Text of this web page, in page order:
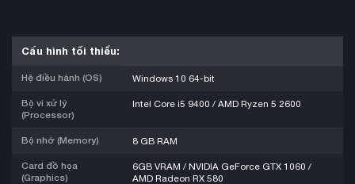
Cấu hình tối thiểu:
Hệ điều hành (OS) Windows 10 64-bit
Bộ vi xử lý
(Processor)
Intel Core i5 9400 / AMD Ryzen 5 2600
Bộ nhớ (Memory) 8 GB RAM
Card đồ họa
(Graphics)
6GB VRAM / NVIDIA GeForce GTX 1060 /
AMD Radeon RX 580